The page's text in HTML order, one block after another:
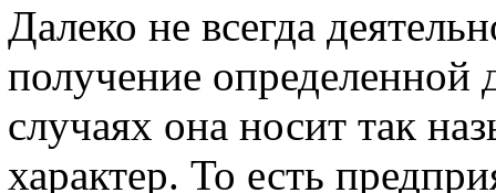
Далеко не всегда
получение
случаях она носит так
характер. То есть